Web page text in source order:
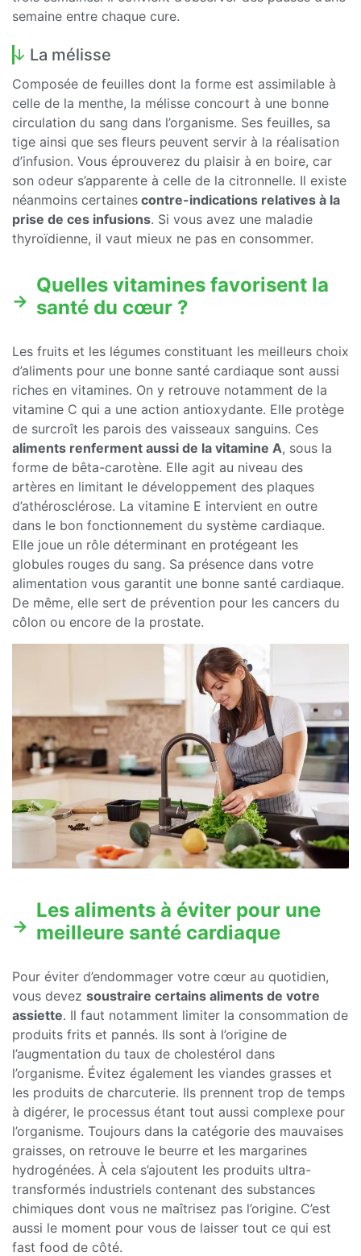
semaine entre chaque cure.
La mélisse
Composée de feuilles dont la forme est assimilable à
celle de la menthe, la mélisse concourt à une bonne
circulation du sang dans l’organisme. Ses feuilles, sa
tige ainsi que ses fleurs peuvent servir à la réalisation
d’infusion. Vous éprouverez du plaisir à en boire, car
son odeur s’apparente à celle de la citronnelle. Il existe
néanmoins certaines contre-indications relatives à la
prise de ces infusions. Si vous avez une maladie
thyroïdienne, il vaut mieux ne pas en consommer.
Quelles vitamines favorisent la
santé du cœur ?
Les fruits et les légumes constituant les meilleurs choix
d’aliments pour une bonne santé cardiaque sont aussi
riches en vitamines. On y retrouve notamment de la
vitamine C qui a une action antioxydante. Elle protège
de surcroît les parois des vaisseaux sanguins. Ces
aliments renferment aussi de la vitamine A, sous la
forme de bêta-carotène. Elle agit au niveau des
artères en limitant le développement des plaques
d’athérosclérose. La vitamine E intervient en outre
dans le bon fonctionnement du système cardiaque.
Elle joue un rôle déterminant en protégeant les
globules rouges du sang. Sa présence dans votre
alimentation vous garantit une bonne santé cardiaque.
De même, elle sert de prévention pour les cancers du
côlon ou encore de la prostate.
Les aliments à éviter pour une
meilleure santé cardiaque
Pour éviter d’endommager votre cœur au quotidien,
vous devez soustraire certains aliments de votre
assiette. Il faut notamment limiter la consommation de
produits frits et pannés. Ils sont à l’origine de
l’augmentation du taux de cholestérol dans
l’organisme. Évitez également les viandes grasses et
les produits de charcuterie. Ils prennent trop de temps
à digérer, le processus étant tout aussi complexe pour
l’organisme. Toujours dans la catégorie des mauvaises
graisses, on retrouve le beurre et les margarines
hydrogénées. À cela s’ajoutent les produits ultra-
transformés industriels contenant des substances
chimiques dont vous ne maîtrisez pas l’origine. C’est
aussi le moment pour vous de laisser tout ce qui est
fast food de côté.